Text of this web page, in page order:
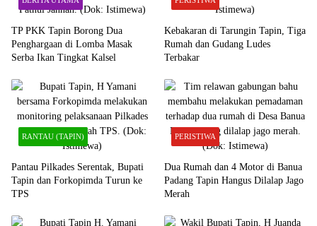
TP PKK Tapin Borong Dua
Penghargaan di Lomba Masak
Serba Ikan Tingkat Kalsel
Kebakaran di Tarungin Tapin, Tiga
Rumah dan Gudang Ludes
Terbakar
RANTAU (TAPIN)
Pantau Pilkades Serentak, Bupati
Tapin dan Forkopimda Turun ke
TPS
PERISTIWA
Dua Rumah dan 4 Motor di Banua
Padang Tapin Hangus Dilalap Jago
Merah